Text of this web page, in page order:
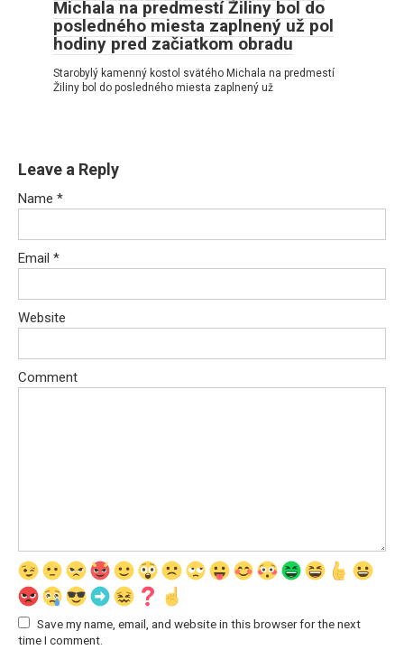
Michala na predmestí Žiliny bol do
posledného miesta zaplnený už pol
hodiny pred začiatkom obradu
Starobylý kamenný kostol svätého Michala na predmestí
Žiliny bol do posledného miesta zaplnený už
Leave a Reply
Name *
Email *
Website
Comment
Save my name, email, and website in this browser for the next
time I comment.